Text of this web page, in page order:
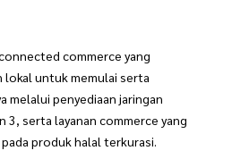
commerce yang
lokal untuk memulai serta
melalui penyediaan jaringan
serta layanan commerce yang
produk halal terkurasi.